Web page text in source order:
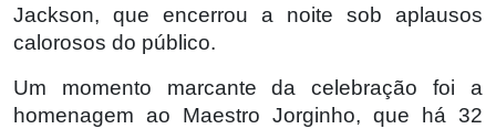
Jackson, que encerrou a noite sob aplausos
calorosos do público.
Um momento marcante da celebração foi a
homenagem ao Maestro Jorginho, que há 32